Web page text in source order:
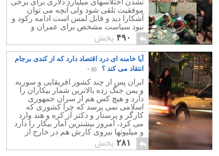
موفقیت تلقی شود ولی آنچه می توان
آشکارا دید و قابل لمس است ادامه رکود و
نبود سیاست مشخص برای عمران و
توسعه است.علاوه بر بالا بودن شاخص
جینی ، ایران از نظر تولید ناخالص داخلی
اوضاع بسیار بدی را تجربه می کند.
همانطور که می دانیم ایران بیشتر
درآمدش از نفت است، اما چگونه است که
کشور فقیری مانند تایلند هم پایینتر است؟
۴۹۰ پخش
آیا خامنه ای درد اقتصاد دارد که از کندی برجام
انتقاد می کند ؟
۰
ایران پس از چند کشور افریقایی و سوریه
و یمن جنگ زده بالاترین شمار بیکاران را
دارد و هیچ کس هم از سران جمهوری
اسلامی نمی پرسد که چرا کشوری که
کارگر و پرستار و دکتر از کره و هند وارد
می کرد، امروز بیشترین آمار بیکار را دارد
و میلیونها نیروی کارش هم در خارج از
کشور با تحقیر نوکری کشورهای همسایه را
می کنند؟
۲۸۱ پخش